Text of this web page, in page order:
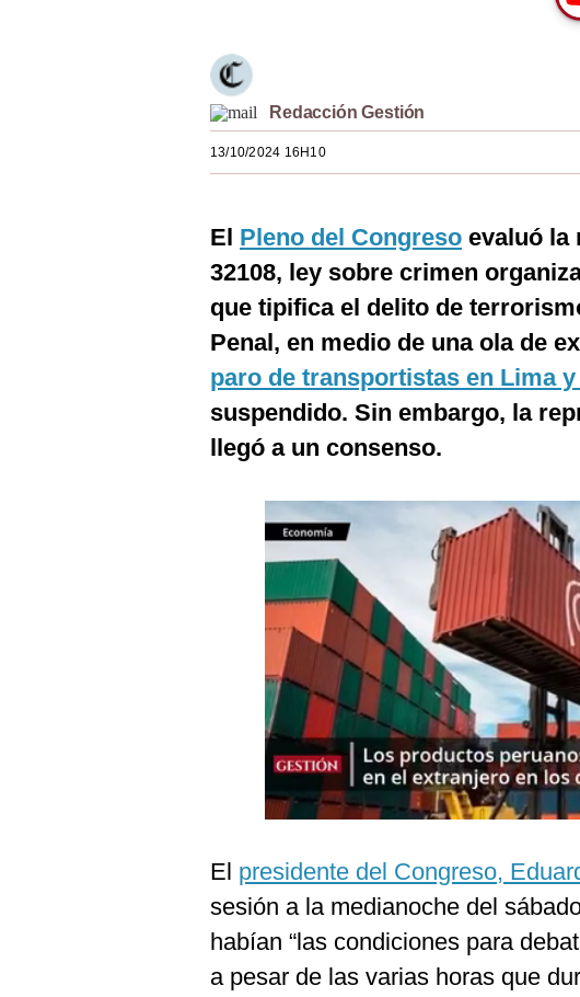
Redacción Gestión
13/10/2024 16H10
El Pleno del Congreso evaluó la
32108, ley sobre crimen
que tipifica el delito de
Penal, en medio de una ola de
paro de transportistas en Lima
suspendido. Sin embargo, la
llegó a un consenso.
El presidente del Congreso,
sesión a la medianoche del
habían “las condiciones para
a pesar de las varias horas que